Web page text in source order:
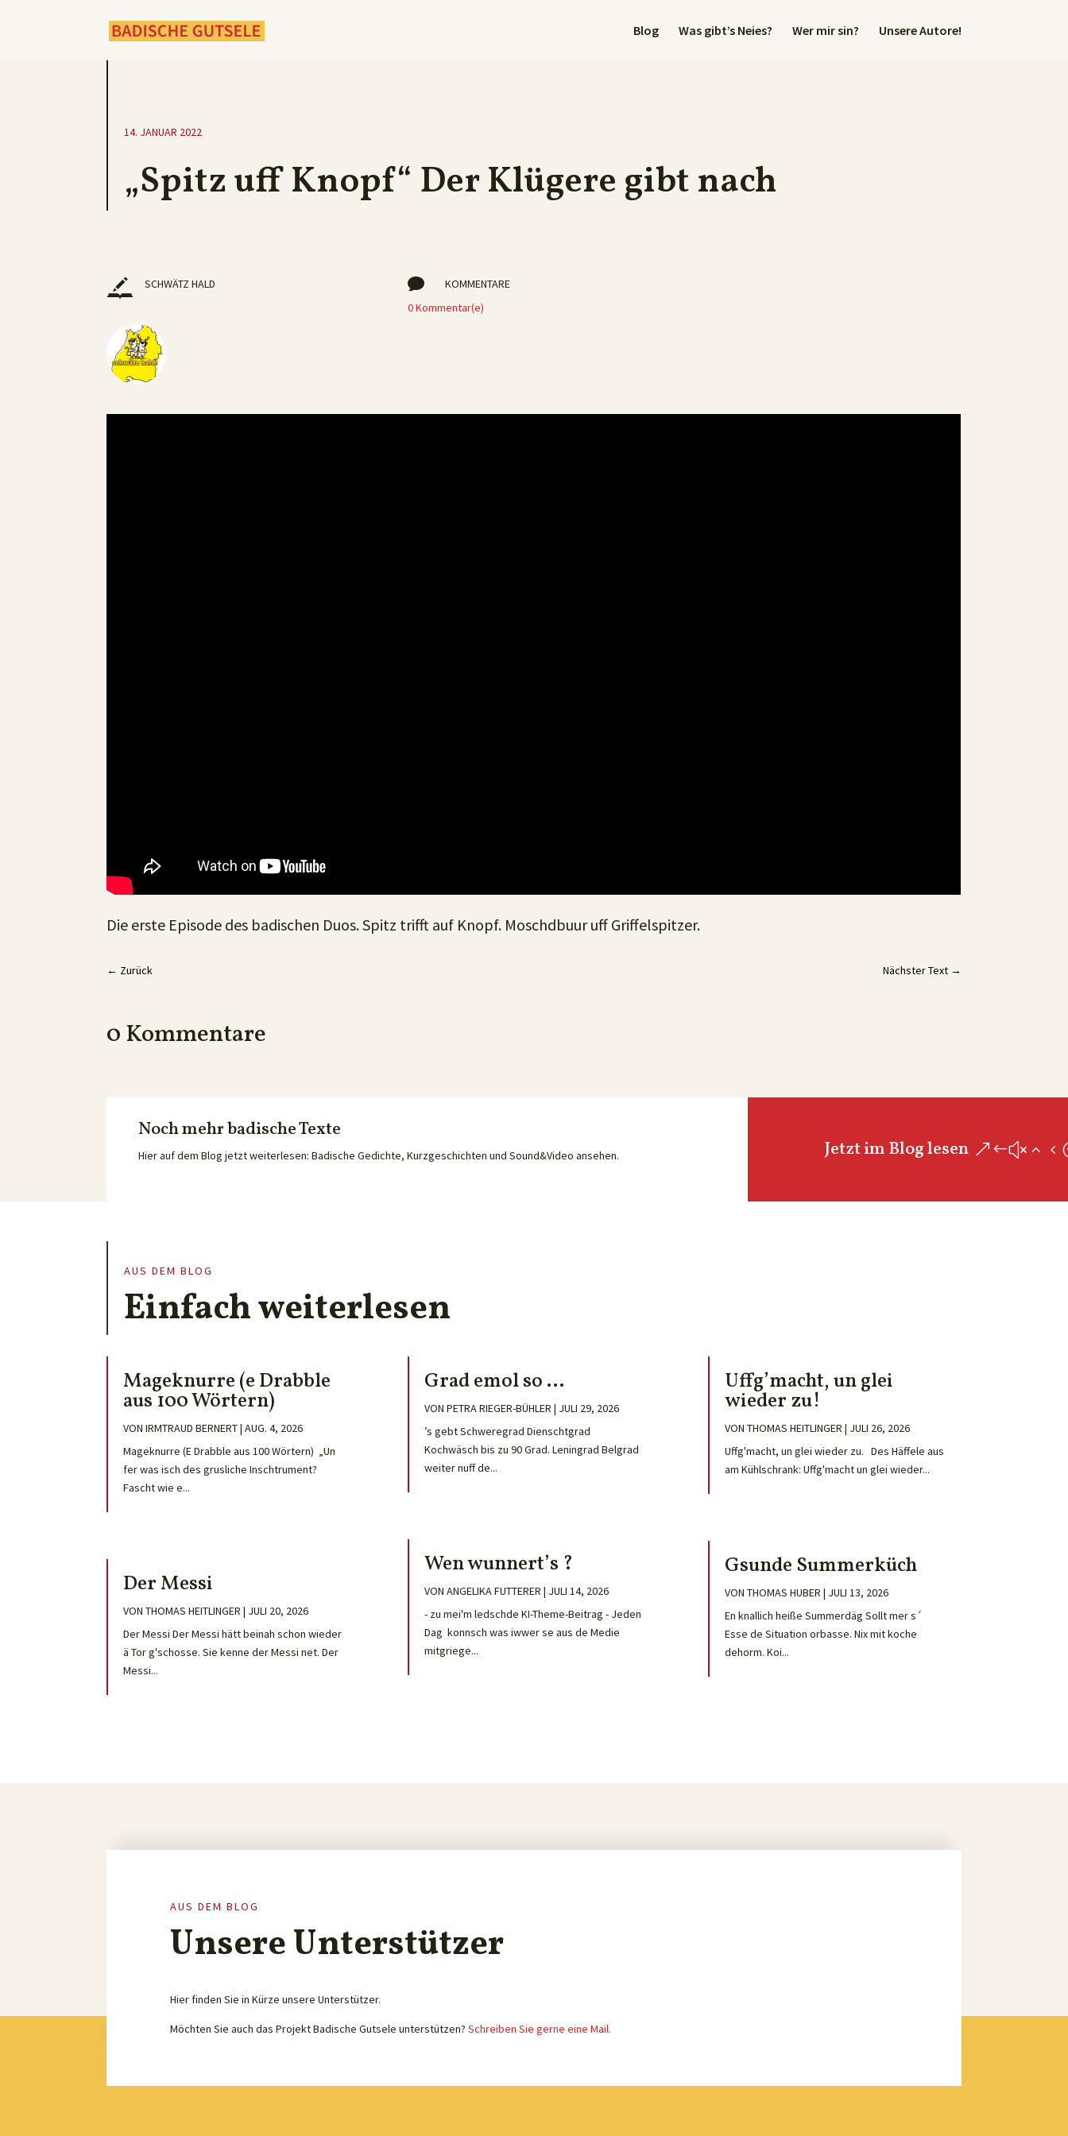
Blog Was gibt’s Neies? Wer mir sin? Unsere Autore!
14. JANUAR 2022
„Spitz uff Knopf“ Der Klügere gibt nach
SCHWÄTZ HALD 
KOMMENTARE
0 Kommentar(e)
Die erste Episode des badischen Duos. Spitz trifft auf Knopf. Moschdbuur uff Griffelspitzer.
← Zurück Nächster Text→
0 Kommentare
Noch mehr badische Texte
Hier auf dem Blog jetzt weiterlesen: Badische Gedichte, Kurzgeschichten und Sound&Video ansehen. Jetzt im Blog lesen
AUS DEM BLOG
Einfach weiterlesen
Mageknurre (e Drabble
aus 100 Wörtern)
VONIRMTRAUD BERNERT|AUG. 4, 2026
Mageknurre (E Drabble aus 100 Wörtern) „Un
fer was isch des grusliche Inschtrument?
Fascht wie e...
Der Messi
VONTHOMAS HEITLINGER | JULI 20, 2026
Der Messi Der Messi hätt beinah schon wieder
ä Tor g'schosse. Sie kenne der Messi net. Der
Messi...
Grad emol so …
VON PETRA RIEGER-BÜHLER | JULI 29, 2026
’s gebt Schweregrad Dienschtgrad
Kochwäsch bis zu 90 Grad. Leningrad Belgrad
weiter nuff de...
Wen wunnert’s ?
VON ANGELIKA FUTTERER | JULI 14, 2026
- zu mei'm ledschde KI-Theme-Beitrag - Jeden
Dag konnsch was iwwer se aus de Medie
mitgriege...
Uffg’macht, un glei
wieder zu!
VON THOMAS HEITLINGER | JULI 26, 2026
Uffg'macht, un glei wieder zu. Des Häffele aus
am Kühlschrank: Uffg'macht un glei wieder...
Gsunde Summerküch
VON THOMAS HUBER | JULI 13, 2026
En knallich heiße Summerdäg Sollt mer s´
Esse de Situation orbasse. Nix mit koche
dehorm. Koi...
AUS DEM BLOG
Unsere Unterstützer
Hier finden Sie in Kürze unsere Unterstützer.
Möchten Sie auch das Projekt Badische Gutsele unterstützen?Schreiben Sie gerne eine Mail.